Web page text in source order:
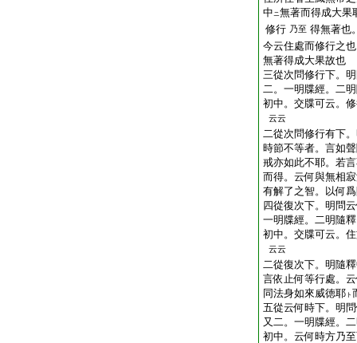
中ニ無著而得成大果
修行 乃至 得無著也
今云住處而修行之
無著得成大果故也
三從次問修行下。
二。一明牒經。二
初中。交牒可云。
云云
二從次問修行有下
時節不等者。言如
戒亦如此不耶。若
而得。云何與無相
有解了之智。以何
四從復次下。明問
一明牒經。二明隨釋
初中。交牒可云。
云云
二從復次下。明隨
言依止何等行處。
同法身如來威徳耶 ト
五從云何時下。明
又二。一明牒經。
初中。云何時方乃